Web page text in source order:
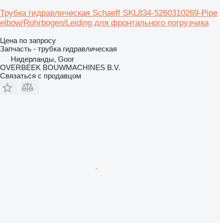
Трубка гидравлическая Schaeff SKL834-5260310269-Pipe
elbow/Rohrbogen/Leiding для фронтального погрузчика
Цена по запросу
Запчасть - трубка гидравлическая
Нидерланды, Goor
OVERBEEK BOUWMACHINES B.V.
Связаться с продавцом